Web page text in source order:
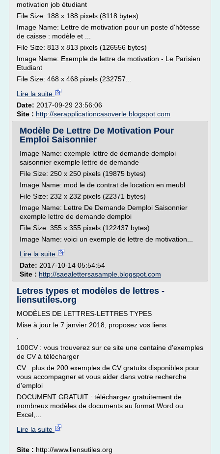
motivation job étudiant
File Size: 188 x 188 pixels (8118 bytes)
Image Name: Lettre de motivation pour un poste d'hôtesse
de caisse : modèle et ...
File Size: 813 x 813 pixels (126556 bytes)
Image Name: Exemple de lettre de motivation - Le Parisien
Etudiant
File Size: 468 x 468 pixels (232757...
Lire la suite
Date: 2017-09-29 23:56:06
Site : http://serapplicationcasoverle.blogspot.com
Modèle De Lettre De Motivation Pour
Emploi Saisonnier
Image Name: exemple lettre de demande demploi
saisonnier exemple lettre de demande
File Size: 250 x 250 pixels (19875 bytes)
Image Name: mod le de contrat de location en meubl
File Size: 232 x 232 pixels (22371 bytes)
Image Name: Lettre De Demande Demploi Saisonnier
exemple lettre de demande demploi
File Size: 355 x 355 pixels (122437 bytes)
Image Name: voici un exemple de lettre de motivation...
Lire la suite
Date: 2017-10-14 05:54:54
Site : http://saealettersasample.blogspot.com
Letres types et modèles de lettres -
liensutiles.org
MODÈLES DE LETTRES-LETTRES TYPES
Mise à jour le 7 janvier 2018, proposez vos liens
100CV : vous trouverez sur ce site une centaine d'exemples
de CV à télécharger
CV : plus de 200 exemples de CV gratuits disponibles pour
vous accompagner et vous aider dans votre recherche
d'emploi
DOCUMENT GRATUIT : téléchargez gratuitement de
nombreux modèles de documents au format Word ou
Excel,...
Lire la suite
Site : http://www.liensutiles.org